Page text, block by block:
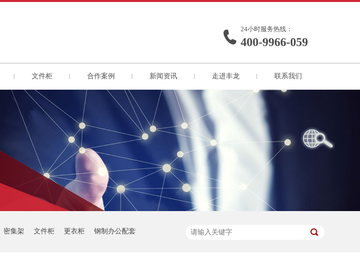
24小时服务热线：
400-9966-059
文件柜 合作案例 新闻资讯 走进丰龙 联系我们
密集架 文件柜 更衣柜 钢制办公配套